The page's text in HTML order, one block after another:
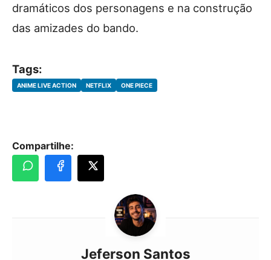
dramáticos dos personagens e na construção
das amizades do bando.
Tags:
ANIME LIVE ACTION NETFLIX ONE PIECE
Compartilhe:
Jeferson Santos